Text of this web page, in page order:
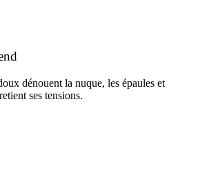
dénouent la nuque, les épaules et
ses tensions.